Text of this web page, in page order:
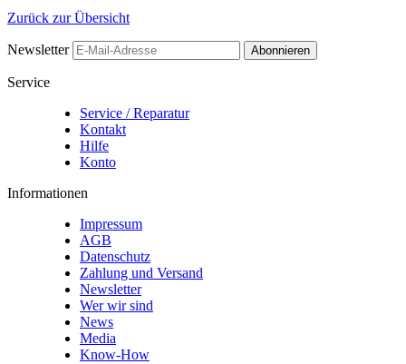
Zurück zur Übersicht
Newsletter Abonnieren
Service
Service / Reparatur
Kontakt
Hilfe
Konto
Informationen
Impressum
AGB
Datenschutz
Zahlung und Versand
Newsletter
Wer wir sind
News
Media
Know-How